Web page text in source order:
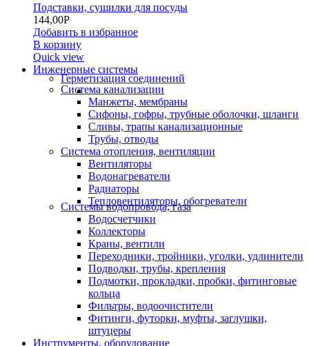
Подставки, сушилки для посуды
144,00Р
Добавить в избранное
В корзину
Quick view
Инженерные системы
Герметизация соединений
Система канализации
Манжеты, мембраны
Сифоны, гофры, трубные оболочки, шланги
Сливы, трапы канализационные
Трубы, отводы
Система отопления, вентиляции
Вентиляторы
Водонагреватели
Радиаторы
Тепловентиляторы, обогреватели
Системы водопровода, газа
Водосчетчики
Коллекторы
Краны, вентили
Переходники, тройники, уголки, удлинители
Подводки, трубы, крепления
Подмотки, прокладки, пробки, фитинговые
кольца
Фильтры, водоочистители
Фитинги, футорки, муфты, заглушки,
штуцеры
Инструменты, оборудование